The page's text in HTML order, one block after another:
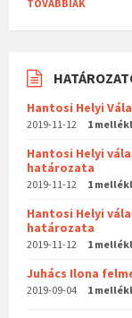
TOVÁBBIAK
Hantosi Helyi
2019-11-12 1
Hantosi Helyi
határozata
2019-11-12 1
Hantosi Helyi
határozata
2019-11-12 1
Juhács Ilona
2019-09-04 1